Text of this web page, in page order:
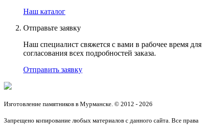
Наш каталог
Отправьте заявку
Наш специалист свяжется с вами в рабочее время для
согласования всех подробностей заказа.
Отправить заявку
Изготовление памятников в Мурманске. © 2012 - 2026
Запрещено копирование любых материалов с данного сайта. Все права